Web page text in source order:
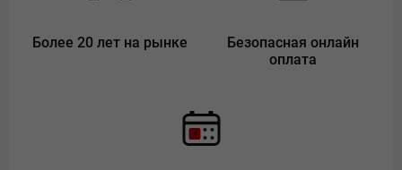
Более 20 лет на рынке
Безопасная онлайн
оплата